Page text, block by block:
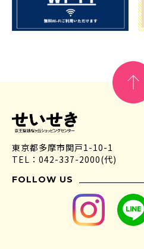
東京都多摩市関戸1-10-1
TEL：042-337-2000(代)
FOLLOW US